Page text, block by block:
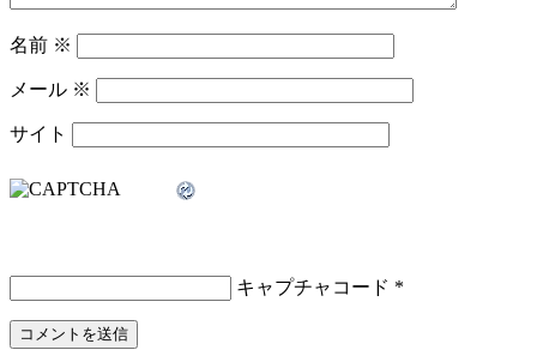
名前 ※
メール ※
サイト
キャプチャコード *